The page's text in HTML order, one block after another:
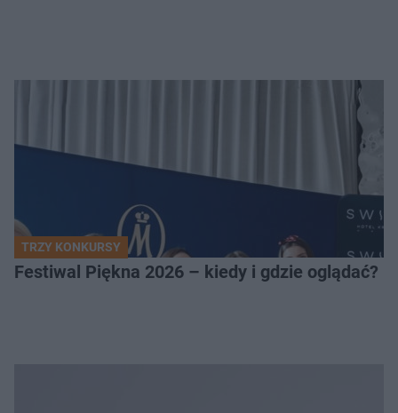
TRZY KONKURSY
Festiwal Piękna 2026 – kiedy i gdzie oglądać?